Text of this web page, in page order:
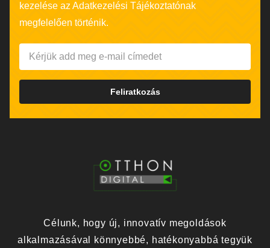
kezelése az Adatkezelési Tájékoztatónak
megfelelően történik.
Feliratkozás
Célunk, hogy új, innovatív megoldások
alkalmazásával könnyebbé, hatékonyabbá tegyük